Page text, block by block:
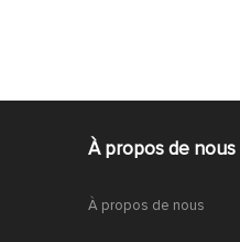
À propos de nous
À propos de nous